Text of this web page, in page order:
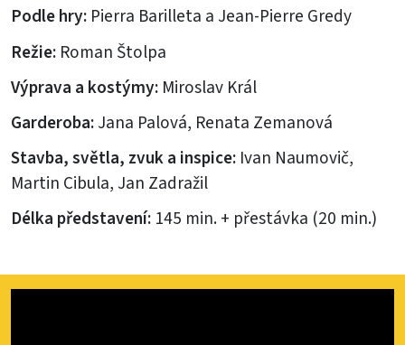
Podle hry: Pierra Barilleta a Jean-Pierre Gredy
Režie: Roman Štolpa
Výprava a kostýmy: Miroslav Král
Garderoba:Jana Palová, Renata Zemanová
Stavba, světla, zvuk a inspice: Ivan Naumovič,
Martin Cibula, Jan Zadražil
Délka představení: 145 min. + přestávka (20 min.)